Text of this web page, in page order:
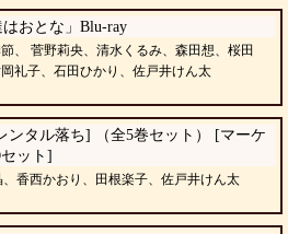
おとな」Blu-ray
、 菅野莉央、清水くるみ、森田想、桜田
礼子、石田ひかり、佐戸井けん太
ンタル落ち] （全5巻セット） [マーケ
ット]
香西かおり、田根楽子、佐戸井けん太